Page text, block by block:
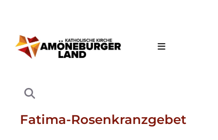
Fatima-Rosenkranzgebet